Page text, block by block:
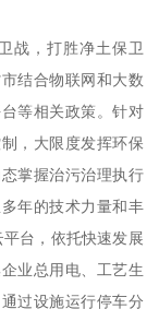
战，打胜净土保卫
结合物联网和大数
等相关政策。针对
，大限度发挥环保
掌握治污治理执行
年的技术力量和丰
台，依托快速发展
业总用电、工艺生
过设施运行停车分